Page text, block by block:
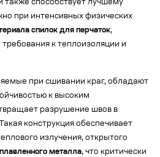
также способствует лучшему
при интенсивных физических
спилок для перчаток,
к теплоизоляции и
при сшивании краг, обладают
к высоким
разрушение швов в
конструкция обеспечивает
излучения, открытого
металла, что критически